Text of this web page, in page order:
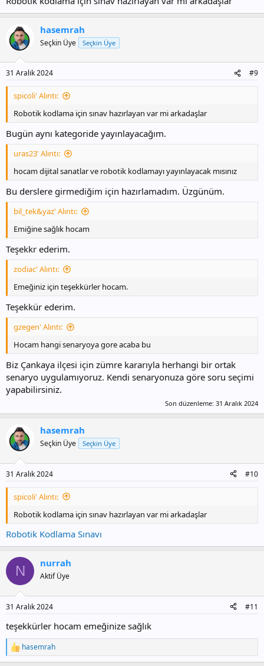
hasemrah
Seçkin Üye Seçkin Üye
31 Aralık 2024 #9
spicoli' Alıntı:
Robotik kodlama için sınav hazırlayan var mi arkadaşlar
Bugün aynı kategoride yayınlayacağım.
uras23' Alıntı:
hocam dijital sanatlar ve robotik kodlamayı yayınlayacak mısınız
Bu derslere girmediğim için hazırlamadım. Üzgünüm.
bil_tek&yaz' Alıntı:
Emiğine sağlık hocam
Teşekkr ederim.
zodiac' Alıntı:
Emeğiniz için teşekkürler hocam.
Teşekkür ederim.
gzegen' Alıntı:
Hocam hangi senaryoya gore acaba bu
Biz Çankaya ilçesi için zümre kararıyla herhangi bir ortak
senaryo uygulamıyoruz. Kendi senaryonuza göre soru seçimi
yapabilirsiniz.
Son düzenleme: 31 Aralık 2024
hasemrah
Seçkin Üye Seçkin Üye
31 Aralık 2024 #10
spicoli' Alıntı:
Robotik kodlama için sınav hazırlayan var mi arkadaşlar
Robotik Kodlama Sınavı
N nurrah
Aktif Üye
31 Aralık 2024 #11
teşekkürler hocam emeğinize sağlık
T
e
hasemrah